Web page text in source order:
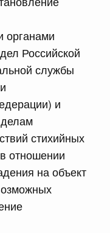
органами
Российской
службы
и
стихийных
отношении
на объект